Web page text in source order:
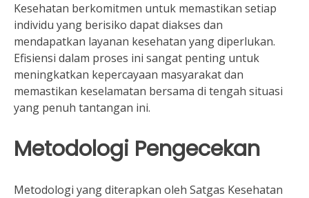
Kesehatan berkomitmen untuk memastikan setiap
individu yang berisiko dapat diakses dan
mendapatkan layanan kesehatan yang diperlukan.
Efisiensi dalam proses ini sangat penting untuk
meningkatkan kepercayaan masyarakat dan
memastikan keselamatan bersama di tengah situasi
yang penuh tantangan ini.
Metodologi Pengecekan
Metodologi yang diterapkan oleh Satgas Kesehatan